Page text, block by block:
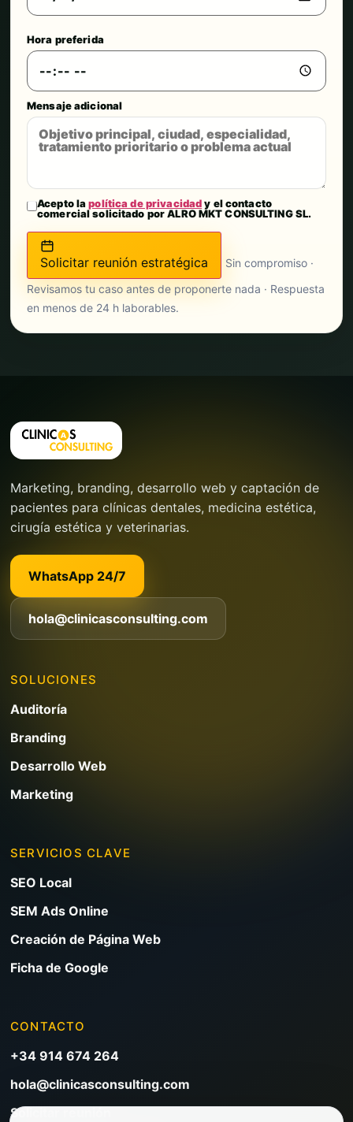
Hora preferida
Mensaje adicional
Acepto lapolítica de privacidady el contacto
comercial solicitado por ALRO MKT CONSULTING SL.
Solicitar reunión estratégica
Sin compromiso ·
Revisamos tu caso antes de proponerte nada · Respuesta
en menos de 24 h laborables.
Marketing, branding, desarrollo web y captación de
pacientes para clínicas dentales, medicina estética,
cirugía estética y veterinarias.
WhatsApp 24/7
hola@clinicasconsulting.com
SOLUCIONES
Auditoría
Branding
Desarrollo Web
Marketing
SERVICIOS CLAVE
SEO Local
SEM Ads Online
Creación de Página Web
Ficha de Google
CONTACTO
+34 914 674 264
hola@clinicasconsulting.com
Solicitar reunión